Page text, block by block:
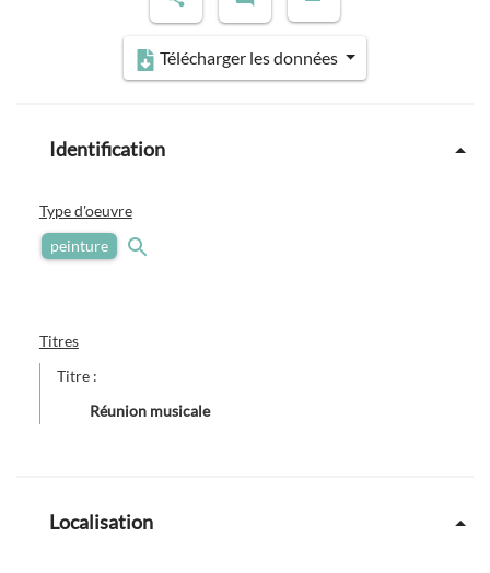
Télécharger les données
Identification
Type d'oeuvre
peinture
Titres
Titre :
Réunion musicale
Localisation